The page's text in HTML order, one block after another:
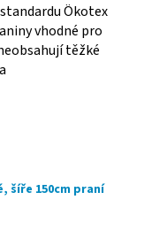
Ökotex
vhodné pro
těžké
šíře 150cm praní